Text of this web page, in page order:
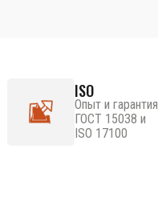
ISO
Опыт и гарантия
ГОСТ 15038 и
ISO 17100